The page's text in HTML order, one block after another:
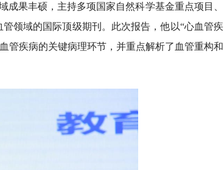
果丰硕，主持多项国家自然科学基金重点项目、
管领域的国际顶级期刊。此次报告，他以“心血管疾
管疾病的关键病理环节，并重点解析了血管重构和